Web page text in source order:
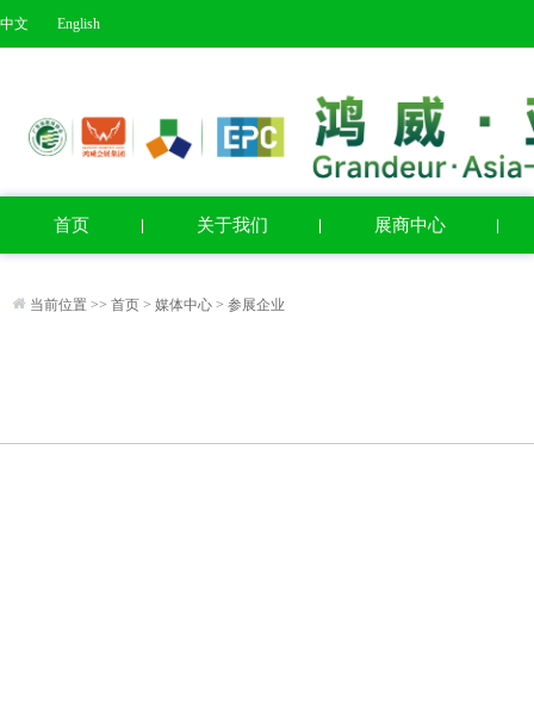
中文 English
首页 关于我们 展商中心
当前位置 >> 首页 > 媒体中心 > 参展企业